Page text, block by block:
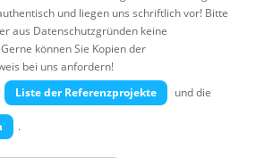
und liegen uns schriftlich vor! Bitte
aus Datenschutzgründen keine
können Sie Kopien der
bei uns anfordern!
Liste der Referenzprojekte und die
.